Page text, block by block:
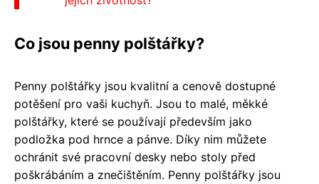
Co jsou penny polštářky?
Penny polštářky jsou kvalitní a cenově dostupné
potěšení pro vaši kuchyň. Jsou to malé, měkké
polštářky, které se používají především jako
podložka pod hrnce a pánve. Díky nim můžete
ochránit své pracovní desky nebo stoly před
poškrábáním a znečištěním. Penny polštářky jsou